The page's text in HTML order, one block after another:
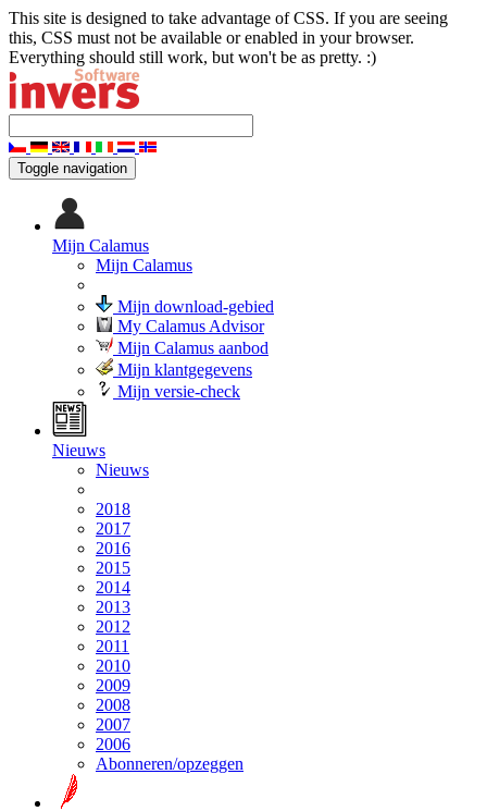
This site is designed to take advantage of CSS. If you are seeing
this, CSS must not be available or enabled in your browser.
Everything should still work, but won't be as pretty. :)
Toggle navigation
Mijn Calamus
Mijn Calamus
Mijn download-gebied
My Calamus Advisor
Mijn Calamus aanbod
Mijn klantgegevens
Mijn versie-check
Nieuws
Nieuws
2018
2017
2016
2015
2014
2013
2012
2011
2010
2009
2008
2007
2006
Abonneren/opzeggen